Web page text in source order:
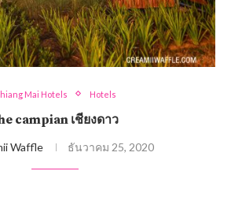
Mai Hotels Hotels
campian เชียงดาว
Waffle ธันวาคม 25, 2020